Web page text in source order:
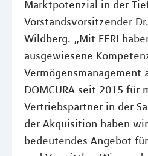
Marktpotenzial in der
Vorstandsvorsitzender
Wildberg. „Mit FERI
ausgewiesene
Vermögensmanagement
DOMCURA seit 2015 für
Vertriebspartner in der
der Akquisition haben
bedeutendes Angebot